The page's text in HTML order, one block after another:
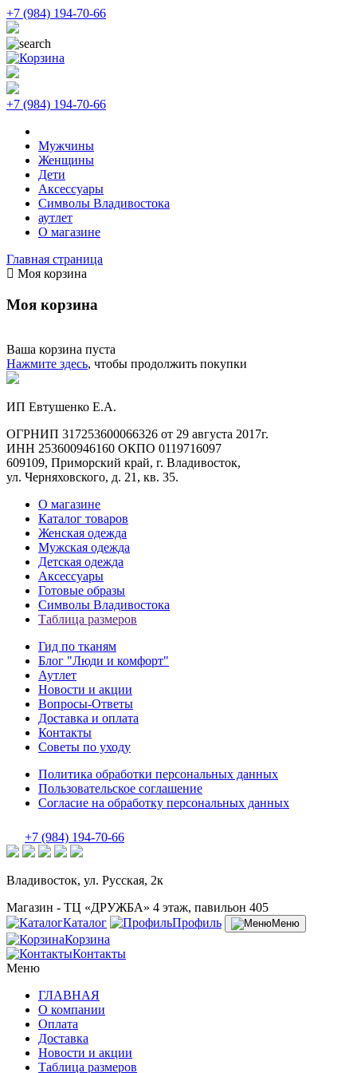
+7 (984) 194-70-66
+7 (984) 194-70-66
Мужчины
Женщины
Дети
Аксессуары
Символы Владивостока
аутлет
О магазине
Главная страница
Моя корзина
Моя корзина
Ваша корзина пуста
Нажмите здесь, чтобы продолжить покупки
ИП Евтушенко Е.А.
ОГРНИП 317253600066326 от 29 августа 2017г.
ИНН 253600946160 ОКПО 0119716097
609109, Приморский край, г. Владивосток,
ул. Черняховского, д. 21, кв. 35.
О магазине
Каталог товаров
Женская одежда
Мужская одежда
Детская одежда
Аксессуары
Готовые образы
Символы Владивостока
Таблица размеров
Гид по тканям
Блог "Люди и комфорт"
Аутлет
Новости и акции
Вопросы-Ответы
Доставка и оплата
Контакты
Советы по уходу
Политика обработки персональных данных
Пользовательское соглашение
Согласие на обработку персональных данных
+7 (984) 194-70-66
Владивосток, ул. Русская, 2к
Магазин - ТЦ «ДРУЖБА» 4 этаж, павильон 405
Каталог
Профиль Меню
Корзина
Контакты
Меню
ГЛАВНАЯ
О компании
Оплата
Доставка
Новости и акции
Таблица размеров